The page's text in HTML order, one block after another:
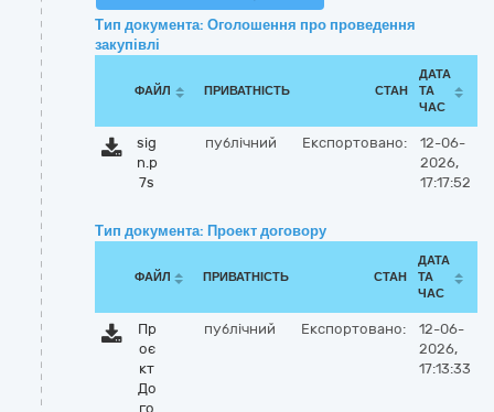
Тип документа: Оголошення про проведення
закупівлі
ФАЙЛ ПРИВАТНІСТЬ СТАН
ДАТА
ТА
ЧАС
sig
n.p
7s
публічний Експортовано:
12-06-
2026,
17:17:52
Тип документа: Проект договору
ФАЙЛ ПРИВАТНІСТЬ СТАН
ДАТА
ТА
ЧАС
Пр
оє
кт
До
го
публічний Експортовано:
12-06-
2026,
17:13:33